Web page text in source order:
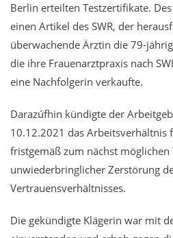
Berlin erteilten Testzertifikate.
einen Artikel des SWR, der
überwachende Ärztin die 79-
die ihre Frauenarztpraxis nach
eine Nachfolgerin verkaufte.
Darazúfhin kündigte der
10.12.2021 das Arbeitsverhältnis
fristgemäß zum nächst möglichen
unwiederbringlicher Zerstörung
Vertrauensverhältnisses.
Die gekündigte Klägerin war mit